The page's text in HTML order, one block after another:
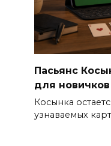
Пасьянс
для новичков
Косынка
узнаваемых